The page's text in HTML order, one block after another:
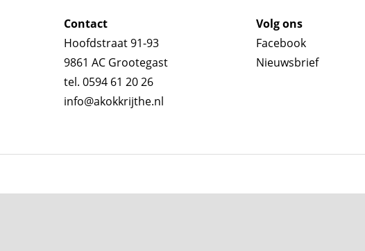
Contact
Hoofdstraat 91-93
9861 AC Grootegast
tel. 0594 61 20 26
info@akokkrijthe.nl
Volg ons
Facebook
Nieuwsbrief